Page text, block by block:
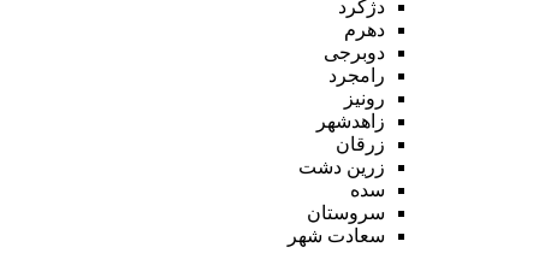
دژکرد
دهرم
دوبرجی
رامجرد
رونیز
زاهدشهر
زرقان
زرین دشت
سده
سروستان
سعادت شهر